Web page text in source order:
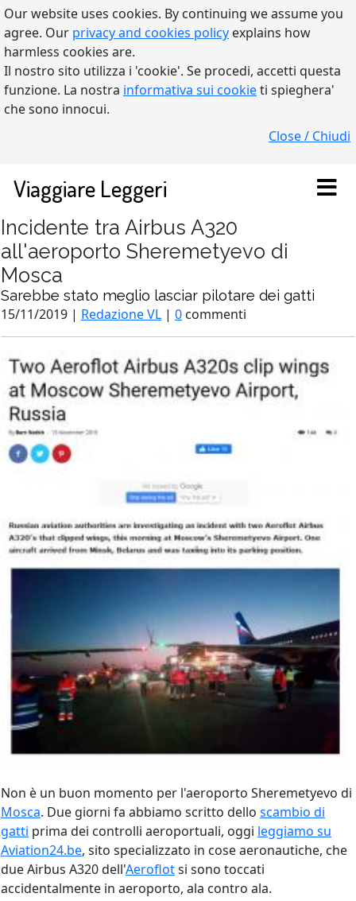
Our website uses cookies. By continuing we assume you
agree. Our privacy and cookies policy explains how
harmless cookies are.
Il nostro sito utilizza i 'cookie'. Se procedi, accetti questa
funzione. La nostra informativa sui cookieti spieghera'
che sono innocui.
Close / Chiudi
Viaggiare Leggeri
Incidente tra Airbus A320
all'aeroporto Sheremetyevo di
Mosca
Sarebbe stato meglio lasciar pilotare dei gatti
15/11/2019 | Redazione VL | 0 commenti
Non è un buon momento per l'aeroporto Sheremetyevo di
Mosca. Due giorni fa abbiamo scritto dello scambio di
gatti prima dei controlli aeroportuali, oggi leggiamo su
Aviation24.be, sito specializzato in cose aeronautiche, che
due Airbus A320 dell'Aeroflotsi sono toccati
accidentalmente in aeroporto, ala contro ala.